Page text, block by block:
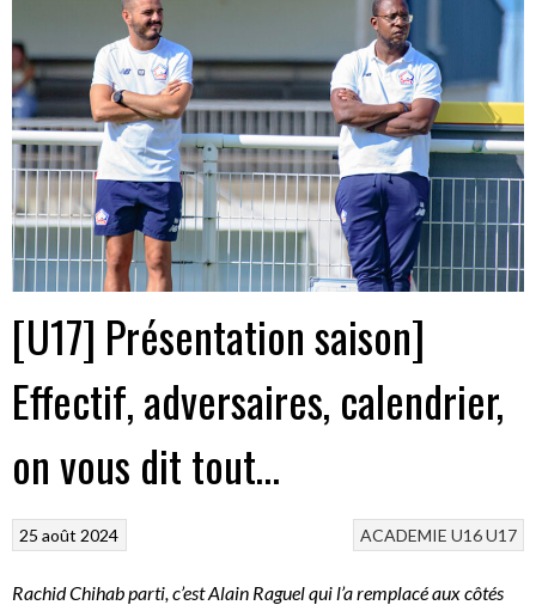
[U17] Présentation saison]
Effectif, adversaires, calendrier,
on vous dit tout…
ACADEMIE U16U17
25 août 2024
Rachid Chihab parti, c’est Alain Raguel qui l’a remplacé aux côtés